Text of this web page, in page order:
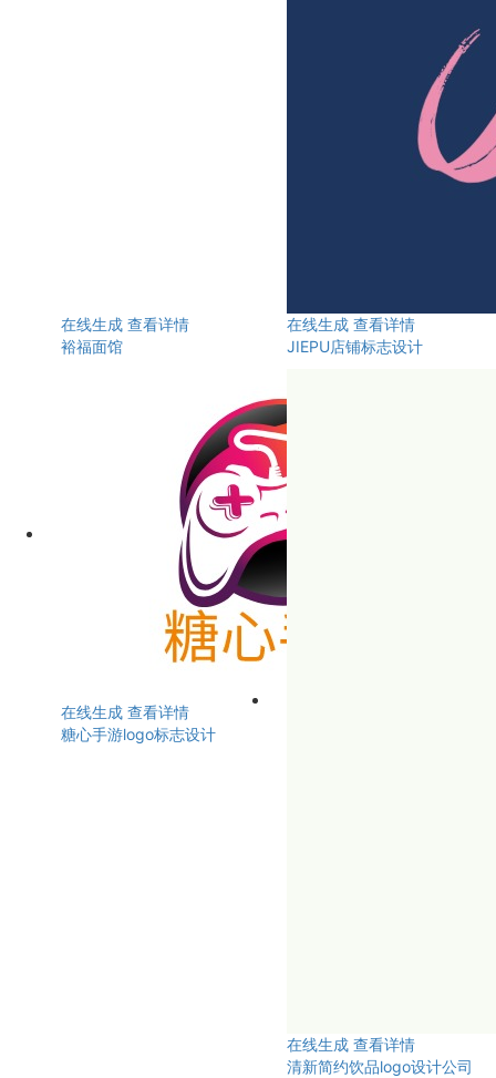
在线生成 查看详情
裕福面馆
在线生成 查看详情
JIEPU店铺标志设计
在线生成 查看详情
糖心手游logo标志设计
在线生成 查看详情
清新简约饮品logo设计公司